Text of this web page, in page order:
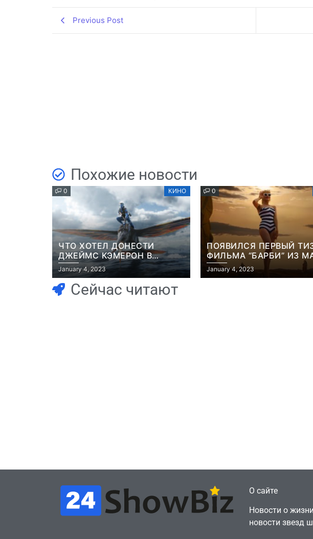
Previous Post
Похожие новости
0 КИНО
ЧТО ХОТЕЛ ДОНЕСТИ
ДЖЕЙМС КЭМЕРОН В
ФИЛЬМЕ “АВАТАР: ПУТЬ
ВОДЫ”
January 4, 2023
0
ПОЯВИЛСЯ ПЕРВЫЙ
ФИЛЬМА “БАРБИ” ИЗ
РОББИ
January 4, 2023
Сейчас читают
О сайте
Новости о
новости звезд